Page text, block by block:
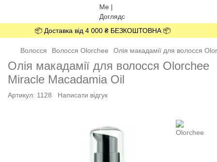
📦 Доставка від 4 000 ₴ БЕЗКОШТОВНА 📦
Волосся Волосся Olorchee Олія макадамії для волосся
Олія макадамії для волосся Olorchee
Miracle Macadamia Oil
Артикул: 1128 Написати відгук